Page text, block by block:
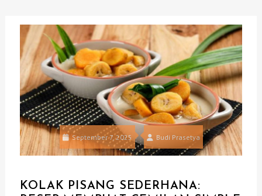
September 7, 2025 Budi Prasetya
KOLAK PISANG SEDERHANA: